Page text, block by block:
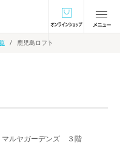
オンラインショ
鹿児島ロフト
マルヤガーデンズ ３階